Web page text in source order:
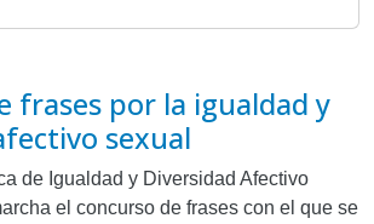
frases por la igualdad y
sexual
de Igualdad y Diversidad Afectivo
el concurso de frases con el que se